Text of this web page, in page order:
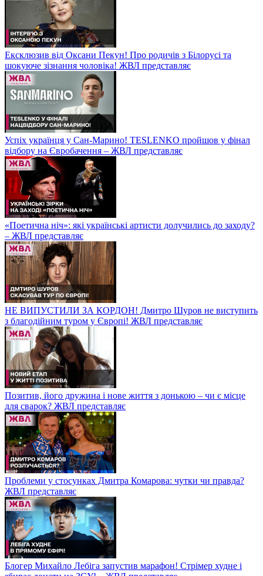
Ексклюзив від Оксани Пекун! Про родичів з Білорусі та
шокуюче зізнання чоловіка! ЖВЛ представляє
Успіх українця у Сан-Марино! TESLENKO пройшов у фінал
відбору на Євробачення – ЖВЛ представляє
«Поетична ніч»: які українські артисти долучились до заходу?
– ЖВЛ представляє
НЕ ВИПУСТИЛИ ЗА КОРДОН! Дмитро Шуров не виступить
з благодійним туром у Європі! ЖВЛ представляє
Позитив, його дружина і нове життя з донькою – чи є місце
для сварок? ЖВЛ представляє
Проблеми у стосунках Дмитра Комарова: чутки чи правда?
ЖВЛ представляє
Блогер Михайло Лебіга запустив марафон! Стрімер худне і